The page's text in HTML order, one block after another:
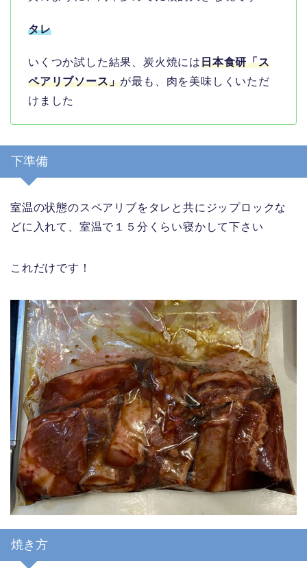
タレ
いくつか試した結果、炭火焼には日本食研「ス
ペアリブソース」が最も、肉を美味しくいただ
けました
下準備
室温の状態のスペアリブをタレと共にジップロックな
どに入れて、室温で１５分くらい寝かして下さい
これだけです！
焼き方